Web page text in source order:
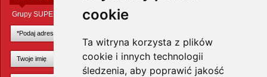
cookie
Ta witryna korzysta z plików
cookie i innych technologii
śledzenia, aby poprawić jakość
Grupy SUPER ZOO POLAND Sp. z o.o.